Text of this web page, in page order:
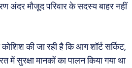
मौजूद परिवार के सदस्य बाहर नहीं
की जा रही है कि आग शॉर्ट सर्किट,
सुरक्षा मानकों का पालन किया गया था